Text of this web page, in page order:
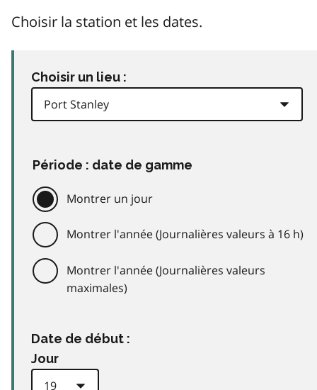
Choisir la station et les dates.
Choisir un lieu :
Période : date de gamme
Montrer un jour
Montrer l'année (Journalières valeurs à 16 h)
Montrer l'année (Journalières valeurs
maximales)
Date de début :
Jour